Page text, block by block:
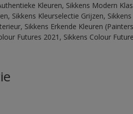
Kleuren, Sikkens Modern
Sikkens Kleurselectie Grijzen,
Sikkens Erkende Kleuren
Futures 2021, Sikkens Colour